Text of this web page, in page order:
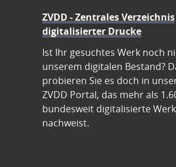
ZVDD - Zentrales Verzeichnis
digitalisierter Drucke
Ist Ihr gesuchtes Werk noch
unserem digitalen Bestand?
probieren Sie es doch in
ZVDD Portal, das mehr als
bundesweit digitalisierte
nachweist.